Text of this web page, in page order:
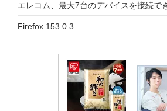
エレコム、最大7台のデバイスを接続で
Firefox 153.0.3